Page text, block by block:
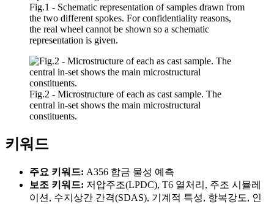
Fig.1 - Schematic representation of samples drawn from
the two different spokes. For confidentiality reasons,
the real wheel cannot be shown so a schematic
representation is given.
Fig.2 - Microstructure of each as cast sample. The
central in-set shows the main microstructural
constituents.
키워드
주요 키워드: A356 합금 물성 예측
보조 키워드: 저압주조(LPDC), T6 열처리, 주조 시뮬레
이션, 수지상간 간격(SDAS), 기계적 특성, 항복강도, 인